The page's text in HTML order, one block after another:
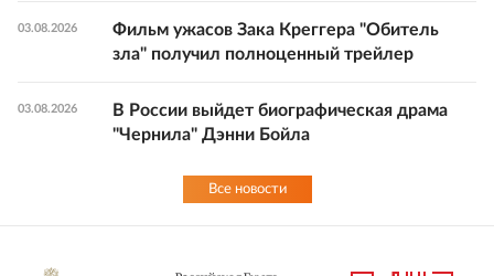
03.08.2026
Фильм ужасов Зака Креггера "Обитель
зла" получил полноценный трейлер
03.08.2026
В России выйдет биографическая драма
"Чернила" Дэнни Бойла
Все новости